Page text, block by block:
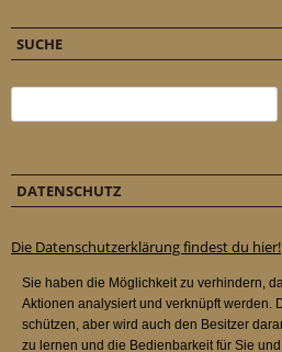
SUCHE
DATENSCHUTZ
Die Datenschutzerklärung findest du hier!